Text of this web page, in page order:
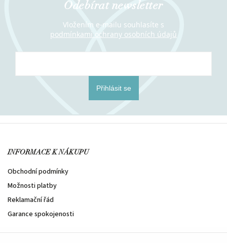
Odebírat newsletter
Vložením e-mailu souhlasíte s
podmínkami ochrany osobních údajů
Přihlásit se
INFORMACE K NÁKUPU
Obchodní podmínky
Možnosti platby
Reklamační řád
Garance spokojenosti